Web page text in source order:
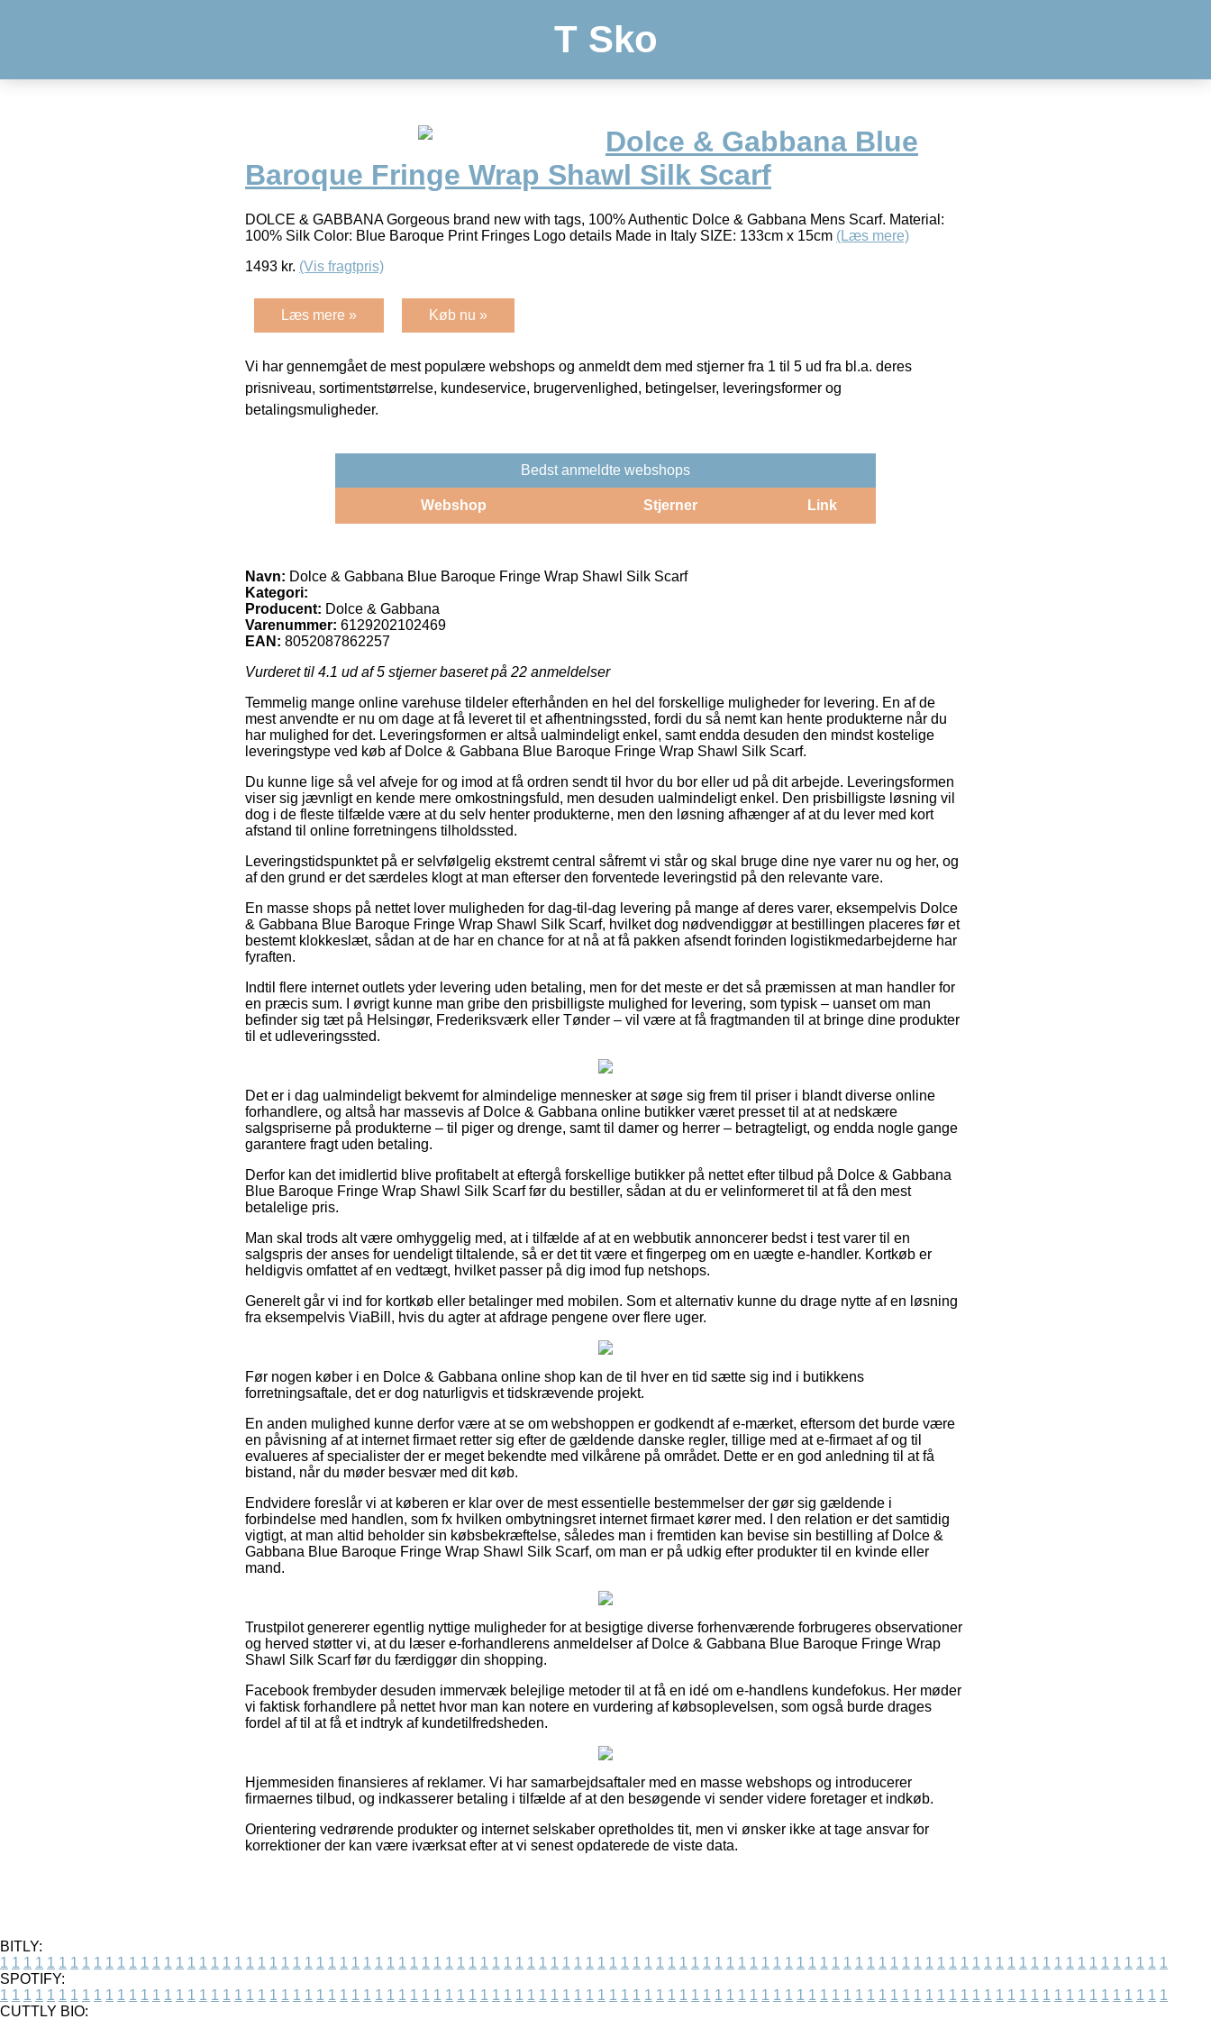
T Sko
Dolce & Gabbana Blue
Baroque Fringe Wrap Shawl Silk Scarf
DOLCE & GABBANA Gorgeous brand new with tags, 100% Authentic Dolce & Gabbana Mens Scarf. Material:
100% Silk Color: Blue Baroque Print Fringes Logo details Made in Italy SIZE: 133cm x 15cm (Læs mere)
1493 kr. (Vis fragtpris)
Læs mere » Køb nu »
Vi har gennemgået de mest populære webshops og anmeldt dem med stjerner fra 1 til 5 ud fra bl.a. deres
prisniveau, sortimentstørrelse, kundeservice, brugervenlighed, betingelser, leveringsformer og
betalingsmuligheder.
Bedst anmeldte webshops
Webshop Stjerner Link
Navn: Dolce & Gabbana Blue Baroque Fringe Wrap Shawl Silk Scarf
Kategori:
Producent: Dolce & Gabbana
Varenummer: 6129202102469
EAN: 8052087862257
Vurderet til 4.1 ud af 5 stjerner baseret på 22 anmeldelser
Temmelig mange online varehuse tildeler efterhånden en hel del forskellige muligheder for levering. En af de
mest anvendte er nu om dage at få leveret til et afhentningssted, fordi du så nemt kan hente produkterne når du
har mulighed for det. Leveringsformen er altså ualmindeligt enkel, samt endda desuden den mindst kostelige
leveringstype ved køb af Dolce & Gabbana Blue Baroque Fringe Wrap Shawl Silk Scarf.
Du kunne lige så vel afveje for og imod at få ordren sendt til hvor du bor eller ud på dit arbejde. Leveringsformen
viser sig jævnligt en kende mere omkostningsfuld, men desuden ualmindeligt enkel. Den prisbilligste løsning vil
dog i de fleste tilfælde være at du selv henter produkterne, men den løsning afhænger af at du lever med kort
afstand til online forretningens tilholdssted.
Leveringstidspunktet på er selvfølgelig ekstremt central såfremt vi står og skal bruge dine nye varer nu og her, og
af den grund er det særdeles klogt at man efterser den forventede leveringstid på den relevante vare.
En masse shops på nettet lover muligheden for dag-til-dag levering på mange af deres varer, eksempelvis Dolce
& Gabbana Blue Baroque Fringe Wrap Shawl Silk Scarf, hvilket dog nødvendiggør at bestillingen placeres før et
bestemt klokkeslæt, sådan at de har en chance for at nå at få pakken afsendt forinden logistikmedarbejderne har
fyraften.
Indtil flere internet outlets yder levering uden betaling, men for det meste er det så præmissen at man handler for
en præcis sum. I øvrigt kunne man gribe den prisbilligste mulighed for levering, som typisk – uanset om man
befinder sig tæt på Helsingør, Frederiksværk eller Tønder – vil være at få fragtmanden til at bringe dine produkter
til et udleveringssted.
Det er i dag ualmindeligt bekvemt for almindelige mennesker at søge sig frem til priser i blandt diverse online
forhandlere, og altså har massevis af Dolce & Gabbana online butikker været presset til at at nedskære
salgspriserne på produkterne – til piger og drenge, samt til damer og herrer – betragteligt, og endda nogle gange
garantere fragt uden betaling.
Derfor kan det imidlertid blive profitabelt at eftergå forskellige butikker på nettet efter tilbud på Dolce & Gabbana
Blue Baroque Fringe Wrap Shawl Silk Scarf før du bestiller, sådan at du er velinformeret til at få den mest
betalelige pris.
Man skal trods alt være omhyggelig med, at i tilfælde af at en webbutik annoncerer bedst i test varer til en
salgspris der anses for uendeligt tiltalende, så er det tit være et fingerpeg om en uægte e-handler. Kortkøb er
heldigvis omfattet af en vedtægt, hvilket passer på dig imod fup netshops.
Generelt går vi ind for kortkøb eller betalinger med mobilen. Som et alternativ kunne du drage nytte af en løsning
fra eksempelvis ViaBill, hvis du agter at afdrage pengene over flere uger.
Før nogen køber i en Dolce & Gabbana online shop kan de til hver en tid sætte sig ind i butikkens
forretningsaftale, det er dog naturligvis et tidskrævende projekt.
En anden mulighed kunne derfor være at se om webshoppen er godkendt af e-mærket, eftersom det burde være
en påvisning af at internet firmaet retter sig efter de gældende danske regler, tillige med at e-firmaet af og til
evalueres af specialister der er meget bekendte med vilkårene på området. Dette er en god anledning til at få
bistand, når du møder besvær med dit køb.
Endvidere foreslår vi at køberen er klar over de mest essentielle bestemmelser der gør sig gældende i
forbindelse med handlen, som fx hvilken ombytningsret internet firmaet kører med. I den relation er det samtidig
vigtigt, at man altid beholder sin købsbekræftelse, således man i fremtiden kan bevise sin bestilling af Dolce &
Gabbana Blue Baroque Fringe Wrap Shawl Silk Scarf, om man er på udkig efter produkter til en kvinde eller
mand.
Trustpilot genererer egentlig nyttige muligheder for at besigtige diverse forhenværende forbrugeres observationer
og herved støtter vi, at du læser e-forhandlerens anmeldelser af Dolce & Gabbana Blue Baroque Fringe Wrap
Shawl Silk Scarf før du færdiggør din shopping.
Facebook frembyder desuden immervæk belejlige metoder til at få en idé om e-handlens kundefokus. Her møder
vi faktisk forhandlere på nettet hvor man kan notere en vurdering af købsoplevelsen, som også burde drages
fordel af til at få et indtryk af kundetilfredsheden.
Hjemmesiden finansieres af reklamer. Vi har samarbejdsaftaler med en masse webshops og introducerer
firmaernes tilbud, og indkasserer betaling i tilfælde af at den besøgende vi sender videre foretager et indkøb.
Orientering vedrørende produkter og internet selskaber opretholdes tit, men vi ønsker ikke at tage ansvar for
korrektioner der kan være iværksat efter at vi senest opdaterede de viste data.
BITLY:
1 1 1 1 1 1 1 1 1 1 1 1 1 1 1 1 1 1 1 1 1 1 1 1 1 1 1 1 1 1 1 1 1 1 1 1 1 1 1 1 1 1 1 1 1 1 1 1 1 1 1 1 1 1 1 1 1 1 1 1 1 1 1 1 1 1 1 1 1 1 1 1 1 1 1 1 1 1 1 1 1 1 1 1 1 1 1 1 1 1 1 1 1 1 1 1 1 1 1 1
SPOTIFY:
1 1 1 1 1 1 1 1 1 1 1 1 1 1 1 1 1 1 1 1 1 1 1 1 1 1 1 1 1 1 1 1 1 1 1 1 1 1 1 1 1 1 1 1 1 1 1 1 1 1 1 1 1 1 1 1 1 1 1 1 1 1 1 1 1 1 1 1 1 1 1 1 1 1 1 1 1 1 1 1 1 1 1 1 1 1 1 1 1 1 1 1 1 1 1 1 1 1 1 1
CUTTLY BIO: